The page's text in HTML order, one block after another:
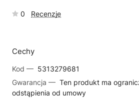
0 Recenzje
Cechy
Kod — 5313279681
Gwarancja — Ten produkt ma
odstąpienia od umowy